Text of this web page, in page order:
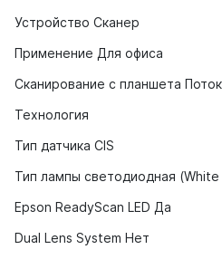
Устройство Сканер
Применение Для офиса
Сканирование с планшета
Технология
Тип датчика CIS
Тип лампы светодиодная (White
Epson ReadyScan LED Да
Dual Lens System Нет